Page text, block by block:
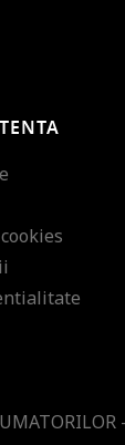
tendinte in
-